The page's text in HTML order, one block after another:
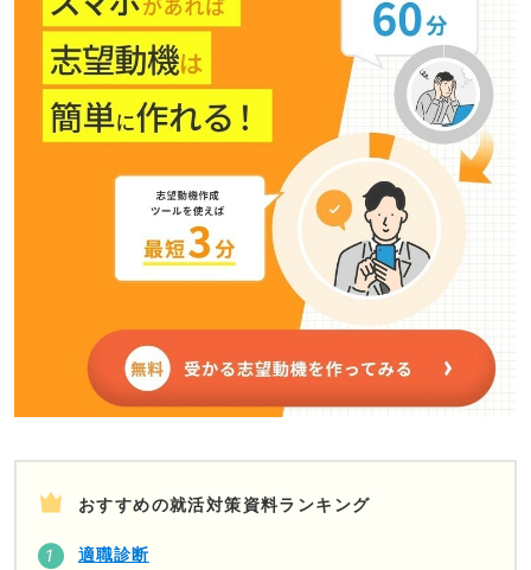
おすすめの就活対策資料ランキング
適職診断